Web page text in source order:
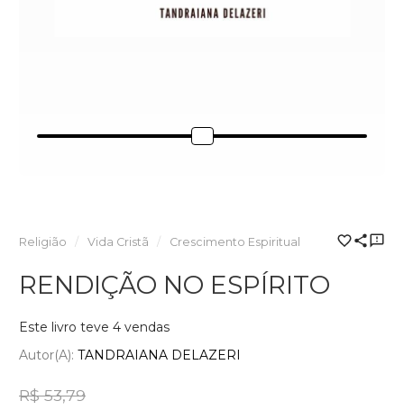
Religião Vida Cristã Crescimento Espiritual
RENDIÇÃO NO ESPÍRITO
Este livro teve 4 vendas
Autor(a): TANDRAIANA DELAZERI
R$ 53,79